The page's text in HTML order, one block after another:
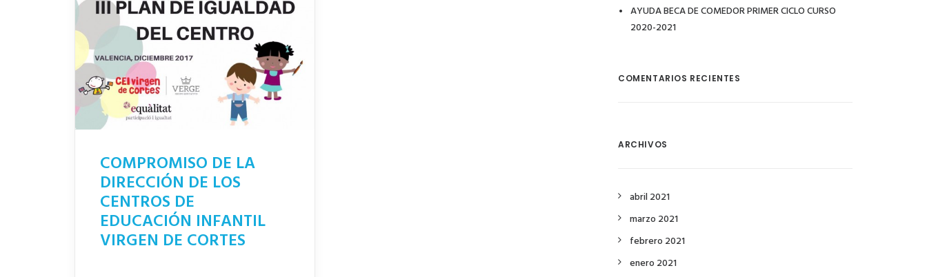
COMPROMISO DE LA
DIRECCIÓN DE LOS
CENTROS DE
EDUCACIÓN INFANTIL
VIRGEN DE CORTES
AYUDA BECA DE COMEDOR PRIMER CICLO CURSO
2020-2021
COMENTARIOS RECIENTES
ARCHIVOS
abril 2021
marzo 2021
febrero 2021
enero 2021